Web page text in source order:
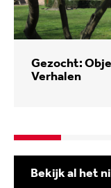
Gezocht:
Verhalen
Bekijk al het